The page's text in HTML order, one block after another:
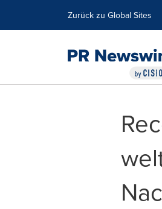
Zurück zu Global Sites